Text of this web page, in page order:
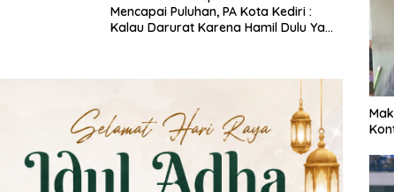
Mencapai Puluhan, PA Kota Kediri :
Kalau Darurat Karena Hamil Dulu Ya